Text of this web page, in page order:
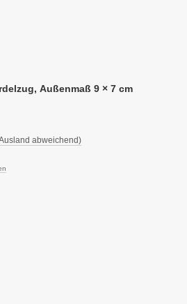
Außenmaß 9 × 7 cm
abweichend)